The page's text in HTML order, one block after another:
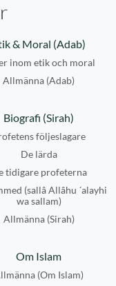
& Moral (Adab)
inom etik och moral
Allmänna (Adab)
Biografi (Sirah)
följeslagare
De lärda
tidigare profeterna
(sallâ Allâhu ´alayhi
wa sallam)
Allmänna (Sirah)
Om Islam
(Om Islam)